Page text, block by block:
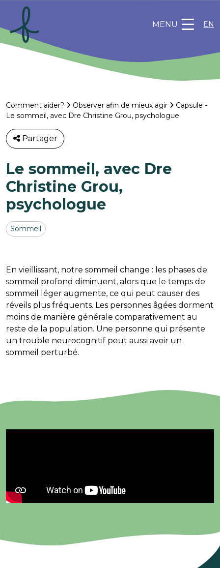
MENU EN
Comment aider? Observer afin de mieux agir
Capsule -
Le sommeil, avec Dre Christine Grou, psychologue
Partager
Le sommeil, avec Dre
Christine Grou,
psychologue
Sommeil
En vieillissant, notre sommeil change : les phases de
sommeil profond diminuent, alors que le temps de
sommeil léger augmente, ce qui peut causer des
réveils plus fréquents. Les personnes âgées dorment
moins de manière générale comparativement au
reste de la population. Une personne qui présente
un trouble neurocognitif peut aussi avoir un
sommeil perturbé.